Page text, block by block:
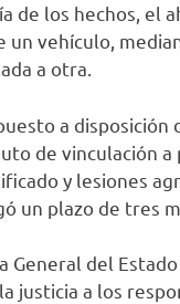
de los hechos, el
un vehículo,
a otra.
a
de vinculación
y lesiones
un plazo de tres
General del
justicia a los